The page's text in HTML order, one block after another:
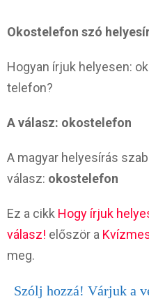
Okostelefon szó
Hogyan írjuk helyesen:
telefon?
A válasz: okostelefon
A magyar helyesírás
válasz: okostelefon
Ez a cikk Hogy írjuk
válasz! először a
meg.
Szólj hozzá! Várjuk a